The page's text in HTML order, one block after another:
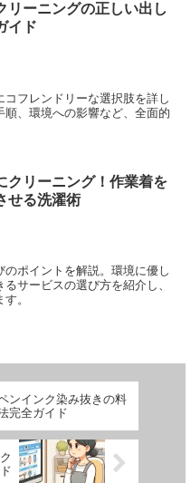
リーニングの正しい出し
イド
フレンドリーな選択肢を詳し
順、環境への影響など、全面的
クリーニング！作業着を
せる洗濯術
ポイントを解説。環境に優し
サービスの選び方を紹介し、
。
ンインク染み抜きの料
完全ガイド